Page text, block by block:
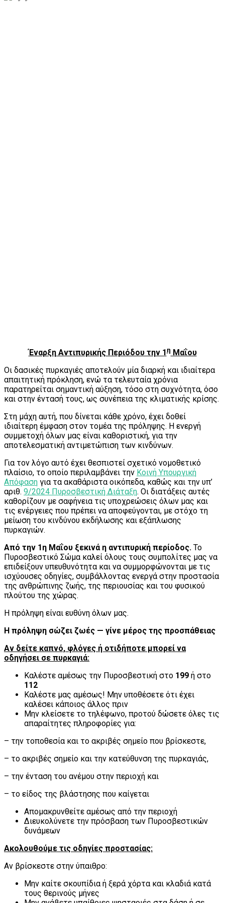
Έναρξη Αντιπυρικής Περιόδου την 1η Μαΐου
Οι δασικές πυρκαγιές αποτελούν μία διαρκή και ιδιαίτερα
απαιτητική πρόκληση, ενώ τα τελευταία χρόνια
παρατηρείται σημαντική αύξηση, τόσο στη συχνότητα, όσο
και στην έντασή τους, ως συνέπεια της κλιματικής κρίσης.
Στη μάχη αυτή, που δίνεται κάθε χρόνο, έχει δοθεί
ιδιαίτερη έμφαση στον τομέα της πρόληψης. Η ενεργή
συμμετοχή όλων μας είναι καθοριστική, για την
αποτελεσματική αντιμετώπιση των κινδύνων.
Για τον λόγο αυτό έχει θεσπιστεί σχετικό νομοθετικό
πλαίσιο, το οποίο περιλαμβάνει την Κοινή Υπουργική
Απόφαση για τα ακαθάριστα οικόπεδα, καθώς και την υπ’
αριθ. 9/2024 Πυροσβεστική Διάταξη. Οι διατάξεις αυτές
καθορίζουν με σαφήνεια τις υποχρεώσεις όλων μας και
τις ενέργειες που πρέπει να αποφεύγονται, με στόχο τη
μείωση του κινδύνου εκδήλωσης και εξάπλωσης
πυρκαγιών.
Από την 1η Μαΐου ξεκινά η αντιπυρική περίοδος. Το
Πυροσβεστικό Σώμα καλεί όλους τους συμπολίτες μας να
επιδείξουν υπευθυνότητα και να συμμορφώνονται με τις
ισχύουσες οδηγίες, συμβάλλοντας ενεργά στην προστασία
της ανθρώπινης ζωής, της περιουσίας και του φυσικού
πλούτου της χώρας.
Η πρόληψη είναι ευθύνη όλων μας.
Η πρόληψη σώζει ζωές — γίνε μέρος της προσπάθειας
Αν δείτε καπνό, φλόγες ή οτιδήποτε μπορεί να
οδηγήσει σε πυρκαγιά:
Καλέστε αμέσως την Πυροσβεστική στο 199 ή στο
112
Καλέστε μας αμέσως! Μην υποθέσετε ότι έχει
καλέσει κάποιος άλλος πριν
Μην κλείσετε το τηλέφωνο, προτού δώσετε όλες τις
απαραίτητες πληροφορίες για:
– την τοποθεσία και το ακριβές σημείο που βρίσκεστε,
– το ακριβές σημείο και την κατεύθυνση της πυρκαγιάς,
– την ένταση του ανέμου στην περιοχή και
– το είδος της βλάστησης που καίγεται
Απομακρυνθείτε αμέσως από την περιοχή
Διευκολύνετε την πρόσβαση των Πυροσβεστικών
δυνάμεων
Ακολουθούμε τις οδηγίες προστασίας:
Αν βρίσκεστε στην ύπαιθρο:
Μην καίτε σκουπίδια ή ξερά χόρτα και κλαδιά κατά
τους θερινούς μήνες